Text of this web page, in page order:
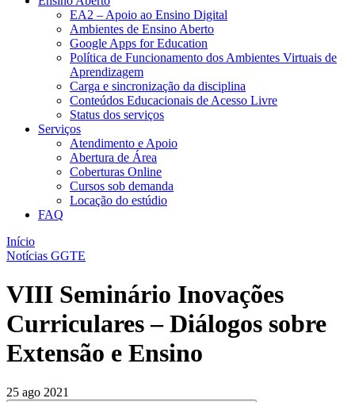
EA2 – Apoio ao Ensino Digital
Ambientes de Ensino Aberto
Google Apps for Education
Política de Funcionamento dos Ambientes Virtuais de
Aprendizagem
Carga e sincronização da disciplina​
Conteúdos Educacionais de Acesso Livre​
Status dos serviços​​
Serviços
Atendimento e Apoio
Abertura de Área
Coberturas Online​
Cursos sob demanda
Locação do estúdio
FAQ
Início
Notícias GGTE
VIII Seminário Inovações
Curriculares – Diálogos sobre
Extensão e Ensino
25 ago 2021